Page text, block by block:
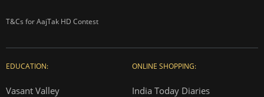
T&Cs for AajTak HD Contest
EDUCATION:
Vasant Valley
ONLINE SHOPPING:
India Today Diaries